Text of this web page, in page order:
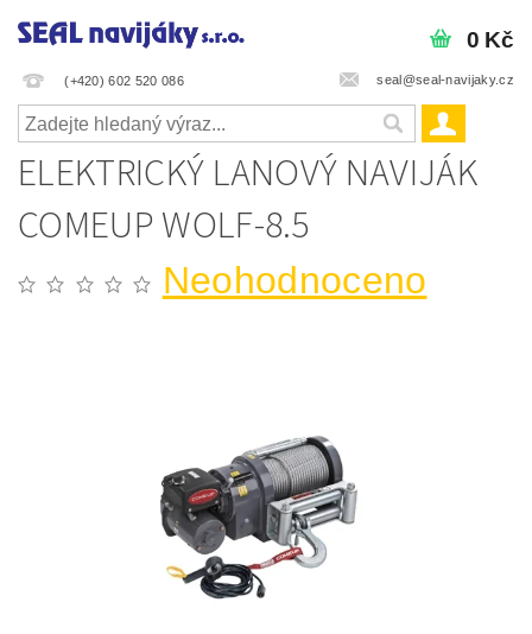
(+420) 602 520 086 seal@seal-navijaky.cz
0 Kč
ELEKTRICKÝ LANOVÝ NAVIJÁK
COMEUP WOLF-8.5
Neohodnoceno